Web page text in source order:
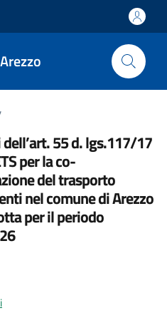
55 d. lgs.117/17
per la co-
del trasporto
nel comune di Arezzo
per il periodo